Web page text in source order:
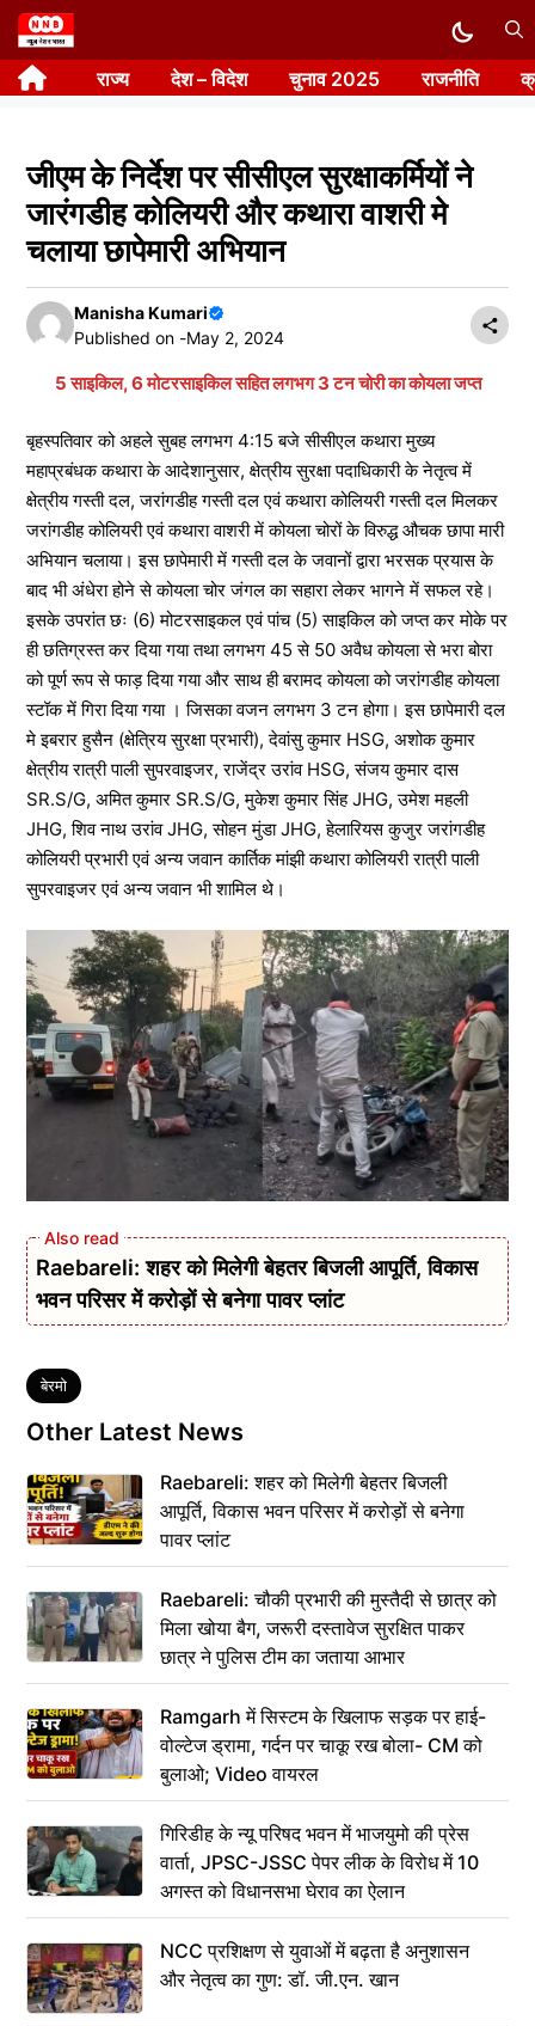
Skip
to
content राज्य देश – विदेश चुनाव 2025 राजनीति
जीएम के निर्देश पर सीसीएल सुरक्षाकर्मियों ने
जारंगडीह कोलियरी और कथारा वाशरी मे
चलाया छापेमारी अभियान
Manisha Kumari
Published on -May 2, 2024
5 साइकिल, 6 मोटरसाइकिल सहित लगभग 3 टन चोरी का कोयला जप्त
बृहस्पतिवार को अहले सुबह लगभग 4:15 बजे सीसीएल कथारा मुख्य
महाप्रबंधक कथारा के आदेशानुसार, क्षेत्रीय सुरक्षा पदाधिकारी के नेतृत्व में
क्षेत्रीय गस्ती दल, जरांगडीह गस्ती दल एवं कथारा कोलियरी गस्ती दल मिलकर
जरांगडीह कोलियरी एवं कथारा वाशरी में कोयला चोरों के विरुद्ध औचक छापा मारी
अभियान चलाया। इस छापेमारी में गस्ती दल के जवानों द्वारा भरसक प्रयास के
बाद भी अंधेरा होने से कोयला चोर जंगल का सहारा लेकर भागने में सफल रहे।
इसके उपरांत छः (6) मोटरसाइकल एवं पांच (5) साइकिल को जप्त कर मोके पर
ही छतिग्रस्त कर दिया गया तथा लगभग 45 से 50 अवैध कोयला से भरा बोरा
को पूर्ण रूप से फाड़ दिया गया और साथ ही बरामद कोयला को जरांगडीह कोयला
स्टॉक में गिरा दिया गया । जिसका वजन लगभग 3 टन होगा। इस छापेमारी दल
मे इबरार हुसैन (क्षेत्रिय सुरक्षा प्रभारी), देवांसु कुमार HSG, अशोक कुमार
क्षेत्रीय रात्री पाली सुपरवाइजर, राजेंद्र उरांव HSG, संजय कुमार दास
SR.S/G, अमित कुमार SR.S/G, मुकेश कुमार सिंह JHG, उमेश महली
JHG, शिव नाथ उरांव JHG, सोहन मुंडा JHG, हेलारियस कुजुर जरांगडीह
कोलियरी प्रभारी एवं अन्य जवान कार्तिक मांझी कथारा कोलियरी रात्री पाली
सुपरवाइजर एवं अन्य जवान भी शामिल थे।
Raebareli: शहर को मिलेगी बेहतर बिजली आपूर्ति, विकास
भवन परिसर में करोड़ों से बनेगा पावर प्लांट
Tags
बेरमो
Other Latest News
Raebareli: शहर को मिलेगी बेहतर बिजली
आपूर्ति, विकास भवन परिसर में करोड़ों से बनेगा
पावर प्लांट
Raebareli: चौकी प्रभारी की मुस्तैदी से छात्र को
मिला खोया बैग, जरूरी दस्तावेज सुरक्षित पाकर
छात्र ने पुलिस टीम का जताया आभार
Ramgarh में सिस्टम के खिलाफ सड़क पर हाई-
वोल्टेज ड्रामा, गर्दन पर चाकू रख बोला- CM को
बुलाओ; Video वायरल
गिरिडीह के न्यू परिषद भवन में भाजयुमो की प्रेस
वार्ता, JPSC-JSSC पेपर लीक के विरोध में 10
अगस्त को विधानसभा घेराव का ऐलान
NCC प्रशिक्षण से युवाओं में बढ़ता है अनुशासन
और नेतृत्व का गुण: डॉ. जी.एन. खान